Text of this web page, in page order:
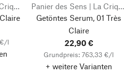
Panier des Sens | La Crique
€/l
Panier des Sens | La Crique
Getöntes Serum, 01 Très
Claire
22,90 €
Grundpreis: 763,33 €/l
+ weitere Varianten